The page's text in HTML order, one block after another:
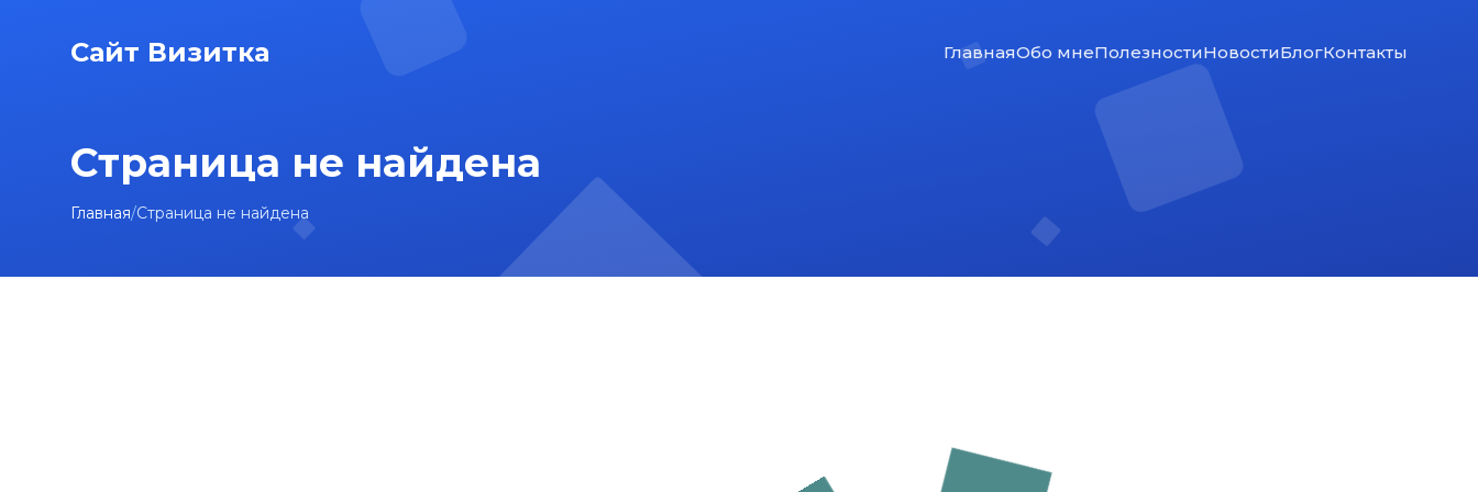
Сайт Визитка ГлавнаяОбо мнеПолезностиНовостиБлогКонтакты
Страница не найдена
Главная/Страница не найдена